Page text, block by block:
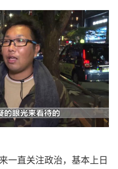
一直关注政治，基本上日